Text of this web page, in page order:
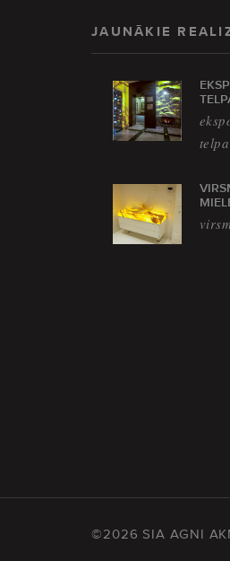
JAUNĀKIE
telpa
©2026 SIA AGNI